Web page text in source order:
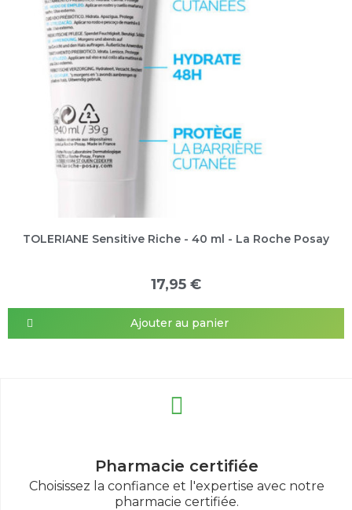
TOLERIANE Sensitive Riche - 40 ml - La Roche Posay
17,95 €
Ajouter au panier
Pharmacie certifiée
Choisissez la confiance et l'expertise avec notre
pharmacie certifiée.